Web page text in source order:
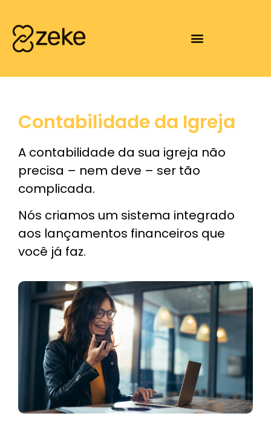
Contabilidade da Igreja
A contabilidade da sua igreja não
precisa – nem deve – ser tão
complicada.
Nós criamos um sistema integrado
aos lançamentos financeiros que
você já faz.